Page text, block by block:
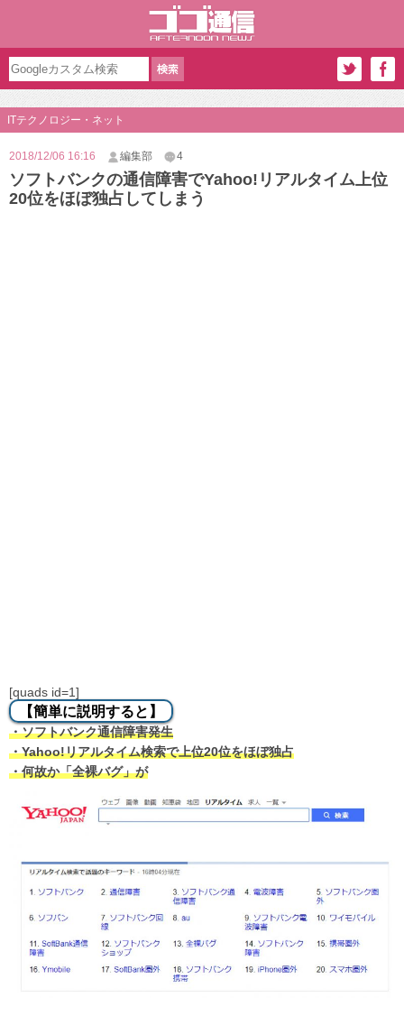
ITテクノロジー・ネット
2018/12/06 16:16 編集部 4
ソフトバンクの通信障害でYahoo!リアルタイム上位
20位をほぼ独占してしまう
[quads id=1]
【簡単に説明すると】
・ソフトバンク通信障害発生
・Yahoo!リアルタイム検索で上位20位をほぼ独占
・何故か「全裸バグ」が